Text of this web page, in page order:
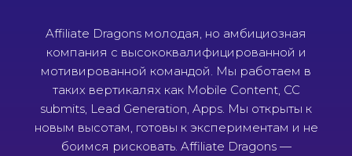
Affiliate Dragons молодая, но амбициозная
компания с высококвалифицированной и
мотивированной командой. Мы работаем в
таких вертикалях как Mobile Content, CC
submits, Lead Generation, Apps. Мы открыты к
новым высотам, готовы к экспериментам и не
боимся рисковать. Affiliate Dragons —